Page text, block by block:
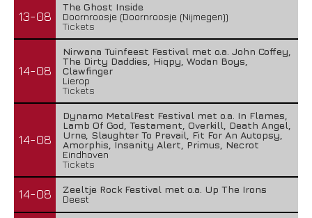
13-08
The Ghost Inside
Doornroosje (Doornroosje (Nijmegen))
Tickets
14-08
Nirwana Tuinfeest Festival met o.a. John Coffey,
The Dirty Daddies, Hiqpy, Wodan Boys,
Clawfinger
Lierop
Tickets
14-08
Dynamo MetalFest Festival met o.a. In Flames,
Lamb Of God, Testament, Overkill, Death Angel,
Urne, Slaughter To Prevail, Fit For An Autopsy,
Amorphis, Insanity Alert, Primus, Necrot
Eindhoven
Tickets
14-08
Zeeltje Rock Festival met o.a. Up The Irons
Deest